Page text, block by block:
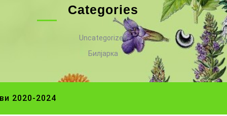
Categories
Uncategorized
Билјарка
2020-2024